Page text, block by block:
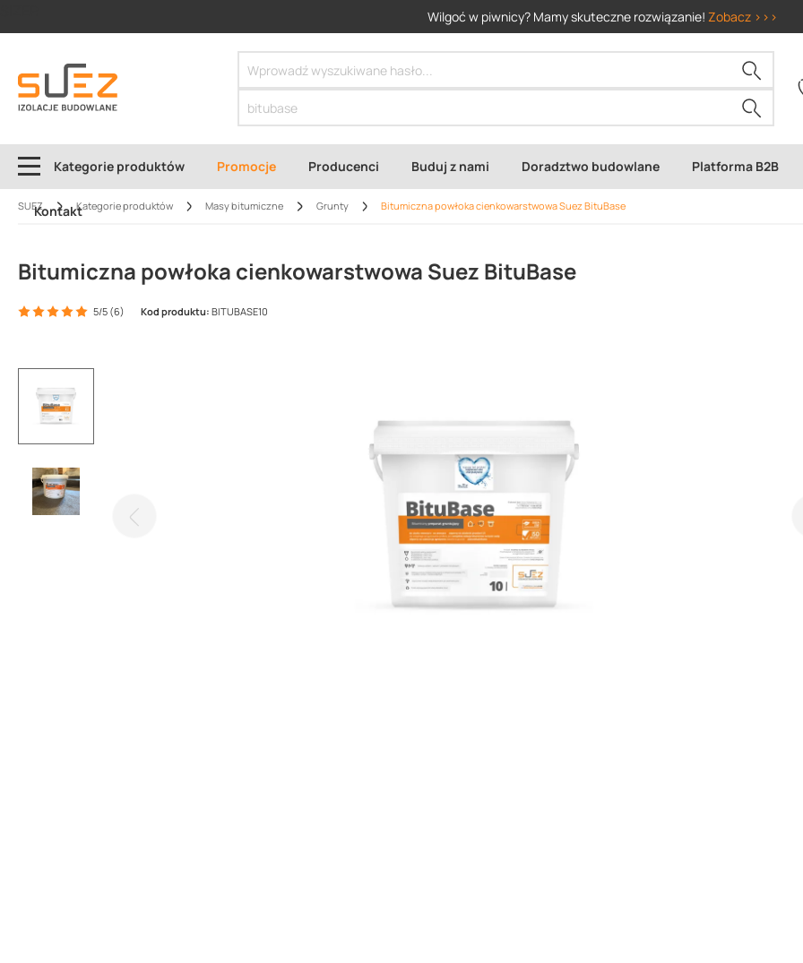
Wilgoć w piwnicy? Mamy skuteczne rozwiązanie! Zobacz >>>
Kategorie produktów Promocje Producenci Buduj z nami Doradztwo budowlane Platforma B2B
Kontakt
SUEZ Kategorie produktów Masy bitumiczne Grunty Bitumiczna powłoka cienkowarstwowa Suez BituBase
Bitumiczna powłoka cienkowarstwowa Suez BituBase
5/5 (6) Kod produktu: BITUBASE10